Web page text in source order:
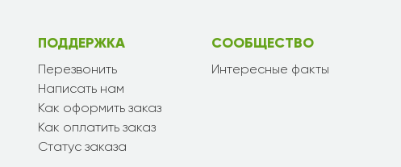
ПОДДЕРЖКА
Перезвонить
Написать нам
Как оформить заказ
Как оплатить заказ
Статус заказа
СООБЩЕСТВО
Интересные факты